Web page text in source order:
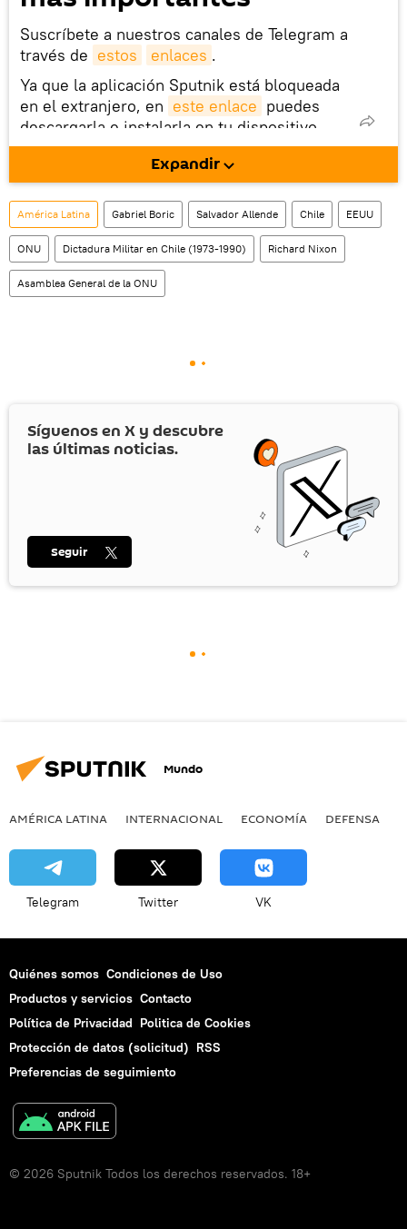
Suscríbete a nuestros canales de Telegram a
través de estos enlaces .
Ya que la aplicación Sputnik está bloqueada
en el extranjero, en este enlace puedes
descargarla e instalarla en tu dispositivo
móvil (¡solo para Android!).
También tenemos una cuenta en la red
social rusa VK .
Expandir
América Latina Gabriel Boric Salvador Allende Chile EEUU
ONU Dictadura Militar en Chile (1973-1990) Richard Nixon
Asamblea General de la ONU
Síguenos en X y descubre
las últimas noticias.
Seguir
Mundo
AMÉRICA LATINA INTERNACIONAL ECONOMÍA DEFENSA
Telegram Twitter VK
Quiénes somos Condiciones de Uso
Productos y servicios Contacto
Política de Privacidad Politica de Cookies
Protección de datos (solicitud) RSS
Preferencias de seguimiento
© 2026 Sputnik Todos los derechos reservados. 18+